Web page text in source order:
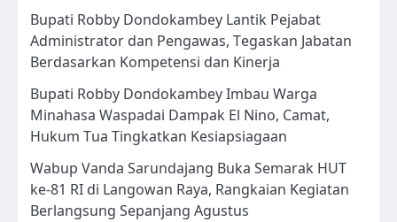
Bupati Robby Dondokambey Lantik Pejabat
Administrator dan Pengawas, Tegaskan Jabatan
Berdasarkan Kompetensi dan Kinerja
Bupati Robby Dondokambey Imbau Warga
Minahasa Waspadai Dampak El Nino, Camat,
Hukum Tua Tingkatkan Kesiapsiagaan
Wabup Vanda Sarundajang Buka Semarak HUT
ke-81 RI di Langowan Raya, Rangkaian Kegiatan
Berlangsung Sepanjang Agustus